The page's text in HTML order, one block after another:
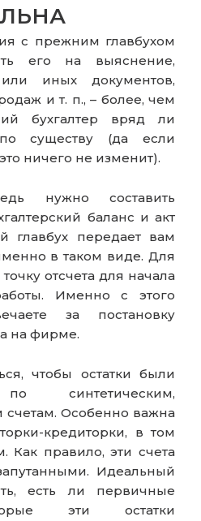
с прежним главбухом
его на выяснение,
иных документов,
и т. п., – более, чем
бухгалтер вряд ли
существу (да если
ничего не изменит).
нужно составить
баланс и акт
главбух передает вам
в таком виде. Для
отсчета для начала
Именно с этого
за постановку
на фирме.
чтобы остатки были
синтетическим,
счетам. Особенно важна
кредиторки, в том
Как правило, эти счета
Идеальный
есть ли первичные
эти остатки